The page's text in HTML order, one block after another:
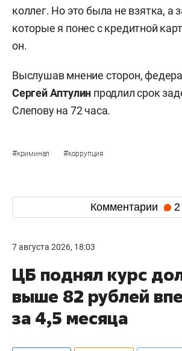
коллег. Но это была не взятка, а
которые я понес с кредитной
он.
Выслушав мнение сторон,
Сергей Аптулин продлил срок
Слепову на 72 часа.
#криминал #коррупция
Комментарии 2
7 августа 2026, 18:03
ЦБ поднял курс
выше 82 рублей
за 4,5 месяца